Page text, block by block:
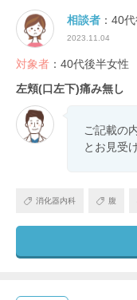
相談者 ：40
2023.11.04
対象者 ：40代後半女性
左頬(口左下)痛み無し
ご記載の
とお見受
消化器内科 腹